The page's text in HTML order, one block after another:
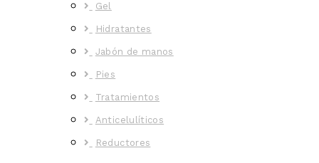
Gel
Hidratantes
Jabón de manos
Pies
Tratamientos
Anticelulíticos
Reductores